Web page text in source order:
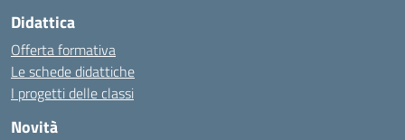
Didattica
Offerta formativa
Le schede didattiche
I progetti delle classi
Novità